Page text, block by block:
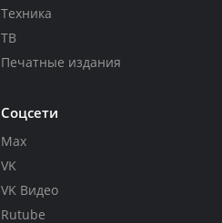
Техника
ТВ
Печатные издания
Соцсети
Max
VK
VK Видео
Rutube